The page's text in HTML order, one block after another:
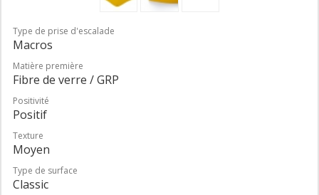
Type de prise d'escalade
Macros
Matière première
Fibre de verre / GRP
Positivité
Positif
Texture
Moyen
Type de surface
Classic